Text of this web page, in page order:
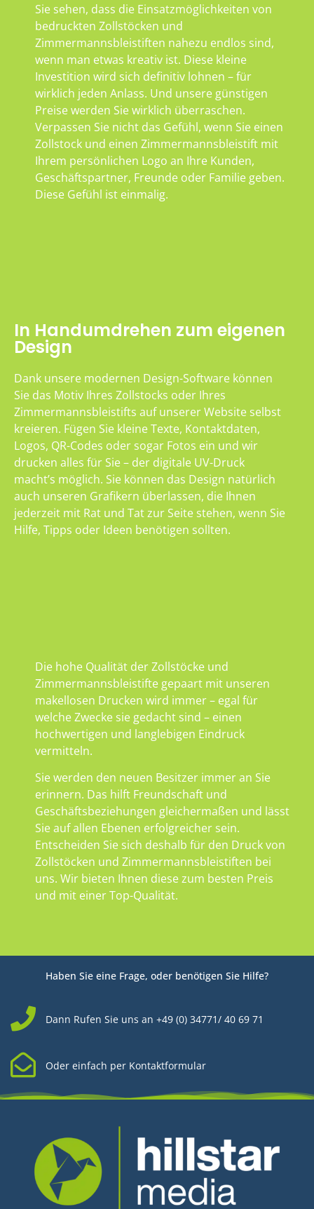
Sie sehen, dass die Einsatzmöglichkeiten von
bedruckten Zollstöcken und
Zimmermannsbleistiften nahezu endlos sind,
wenn man etwas kreativ ist. Diese kleine
Investition wird sich definitiv lohnen – für
wirklich jeden Anlass. Und unsere günstigen
Preise werden Sie wirklich überraschen.
Verpassen Sie nicht das Gefühl, wenn Sie einen
Zollstock und einen Zimmermannsbleistift mit
Ihrem persönlichen Logo an Ihre Kunden,
Geschäftspartner, Freunde oder Familie geben.
Diese Gefühl ist einmalig.
In Handumdrehen zum eigenen
Design
Dank unsere modernen Design-Software können
Sie das Motiv Ihres Zollstocks oder Ihres
Zimmermannsbleistifts auf unserer Website selbst
kreieren. Fügen Sie kleine Texte, Kontaktdaten,
Logos, QR-Codes oder sogar Fotos ein und wir
drucken alles für Sie – der digitale UV-Druck
macht’s möglich. Sie können das Design natürlich
auch unseren Grafikern überlassen, die Ihnen
jederzeit mit Rat und Tat zur Seite stehen, wenn Sie
Hilfe, Tipps oder Ideen benötigen sollten.
Die hohe Qualität der Zollstöcke und
Zimmermannsbleistifte gepaart mit unseren
makellosen Drucken wird immer – egal für
welche Zwecke sie gedacht sind – einen
hochwertigen und langlebigen Eindruck
vermitteln.
Sie werden den neuen Besitzer immer an Sie
erinnern. Das hilft Freundschaft und
Geschäftsbeziehungen gleichermaßen und lässt
Sie auf allen Ebenen erfolgreicher sein.
Entscheiden Sie sich deshalb für den Druck von
Zollstöcken und Zimmermannsbleistiften bei
uns. Wir bieten Ihnen diese zum besten Preis
und mit einer Top-Qualität.
Haben Sie eine Frage, oder benötigen Sie Hilfe?
Dann Rufen Sie uns an +49 (0) 34771/ 40 69 71
Oder einfach per Kontaktformular